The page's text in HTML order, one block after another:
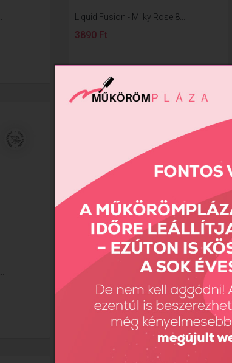
Liquid Fusion - Milky Rose 8...
3890 Ft
Liquid Fusion - Baby Pink 13...
4990 Ft